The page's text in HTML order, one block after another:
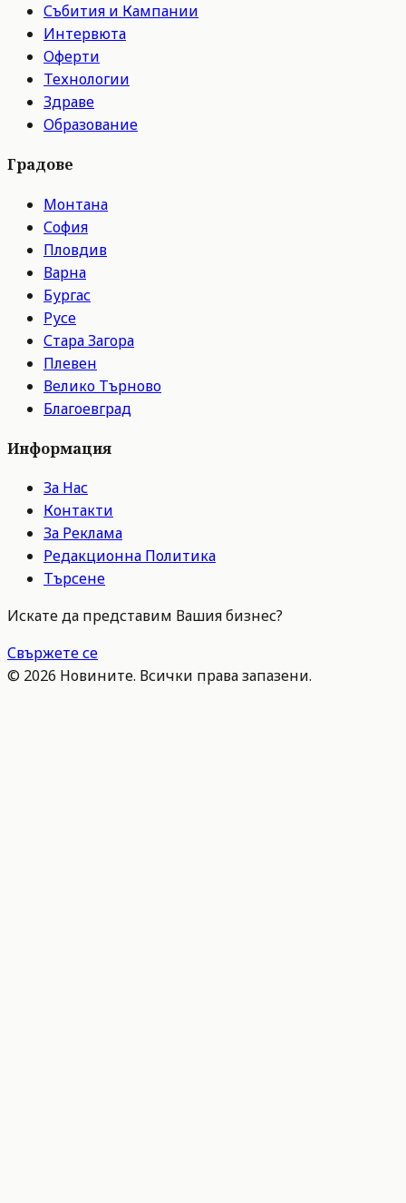
Събития и Кампании
Интервюта
Оферти
Технологии
Здраве
Образование
Градове
Монтана
София
Пловдив
Варна
Бургас
Русе
Стара Загора
Плевен
Велико Търново
Благоевград
Информация
За Нас
Контакти
За Реклама
Редакционна Политика
Търсене
Искате да представим Вашия бизнес?
Свържете се
© 2026 Новините. Всички права запазени.